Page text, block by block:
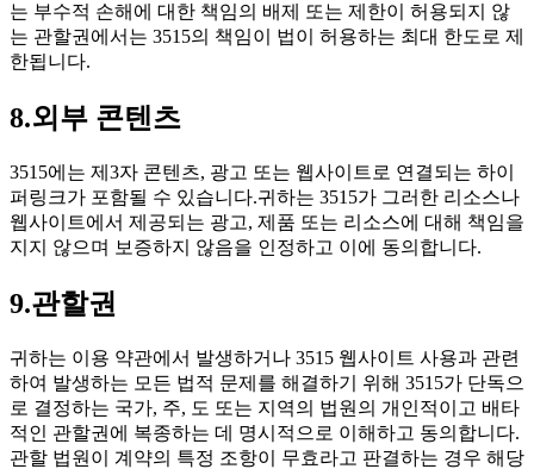
는 부수적 손해에 대한 책임의 배제 또는 제한이 허용되지 않
는 관할권에서는 3515의 책임이 법이 허용하는 최대 한도로 제
한됩니다.
8.외부 콘텐츠
3515에는 제3자 콘텐츠, 광고 또는 웹사이트로 연결되는 하이
퍼링크가 포함될 수 있습니다.귀하는 3515가 그러한 리소스나
웹사이트에서 제공되는 광고, 제품 또는 리소스에 대해 책임을
지지 않으며 보증하지 않음을 인정하고 이에 동의합니다.
9.관할권
귀하는 이용 약관에서 발생하거나 3515 웹사이트 사용과 관련
하여 발생하는 모든 법적 문제를 해결하기 위해 3515가 단독으
로 결정하는 국가, 주, 도 또는 지역의 법원의 개인적이고 배타
적인 관할권에 복종하는 데 명시적으로 이해하고 동의합니다.
관할 법원이 계약의 특정 조항이 무효라고 판결하는 경우 해당